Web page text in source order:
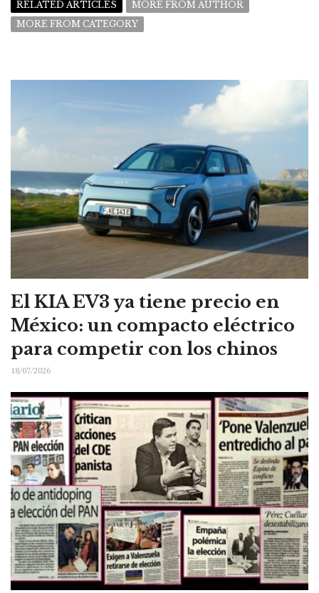
RELATED ARTICLES
MORE FROM AUTHOR
MORE FROM CATEGORY
El KIA EV3 ya tiene precio en
México: un compacto eléctrico
para competir con los chinos
18/07/2026